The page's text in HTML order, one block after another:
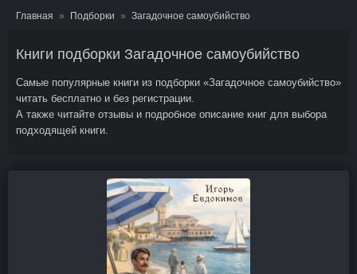
Главная Подборки Загадочное самоубийство
Книги подборки Загадочное самоубийство
Самые популярные книги из подборки «Загадочное самоубийство»
читать бесплатно и без регистрации.
А также читайте отзывы и подробное описание книг для выбора
подходящей книги.